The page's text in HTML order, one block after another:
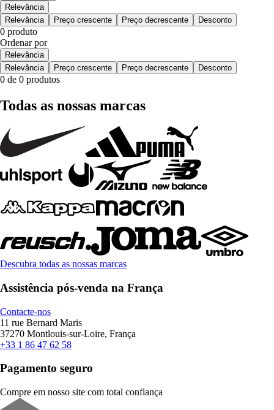
Relevância
Relevância
Preço crescente Preço decrescente Desconto
0 produto
Ordenar por
Relevância
Relevância
Preço crescente Preço decrescente Desconto
0 de 0 produtos
Todas as nossas marcas
Descubra todas as nossas marcas
Assistência pós-venda na França
Contacte-nos
11 rue Bernard Maris
37270 Montlouis-sur-Loire, França
+33 1 86 47 62 58
Pagamento seguro
Compre em nosso site com total confiança